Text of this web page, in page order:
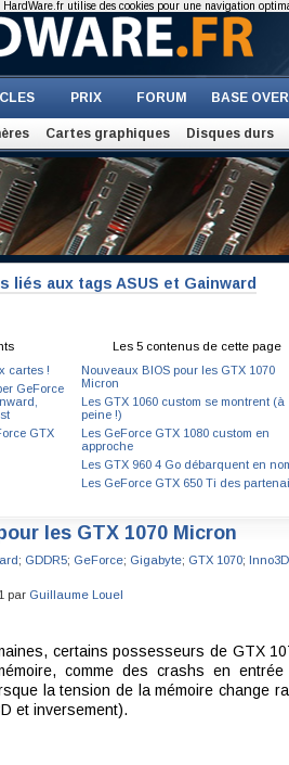
PRIX FORUM BASE
Cartes graphiques Disques durs
liés aux tags ASUS et Gainward
cartes !
GeForce
GTX
Les 5 contenus de cette page
Nouveaux BIOS pour les GTX 1070
Micron
Les GTX 1060 custom se montrent (à
peine !)
Les GeForce GTX 1080 custom en
approche
Les GTX 960 4 Go débarquent en
Les GeForce GTX 650 Ti des
les GTX 1070 Micron
; GDDR5; GeForce; Gigabyte; GTX 1070; Inno3D
par Guillaume Louel
certains possesseurs de GTX
comme des crashs en
la tension de la mémoire change
et inversement).
HardWare.fr utilise des cookies pour une navigation